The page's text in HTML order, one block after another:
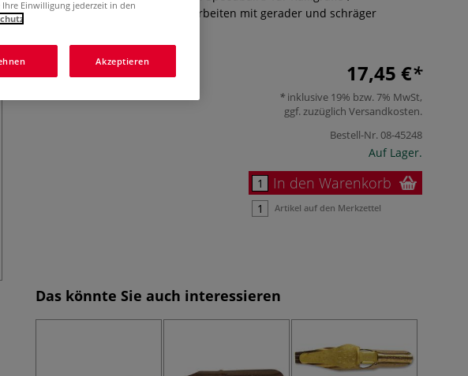
Handlettering- und Illustrationsarbeiten mit gerader und schräger
17,45 €
inklusive 19% bzw. 7% MwSt,
ggf. zuzüglich Versandkosten.
Bestell-Nr.08-45248
Auf Lager.
In den Warenkorb
Artikel auf den Merkzettel
Das könnte Sie auch interessieren
Einwilligung jederzeit in den
Akzeptieren